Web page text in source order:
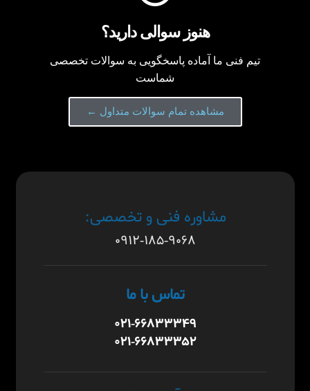
هنوز سوالی دارید؟
تیم فنی ما آماده پاسخگویی به سوالات تخصصی
شماست
مشاهده تمام سوالات متداول ←
مشاوره فنی و تخصصی:
۰۹۱۲-۱۸۵-۹۰۶۸
تماس با ما
۰۲۱-۶۶۸۳۳۳۴۹
۰۲۱-۶۶۸۳۳۳۵۲